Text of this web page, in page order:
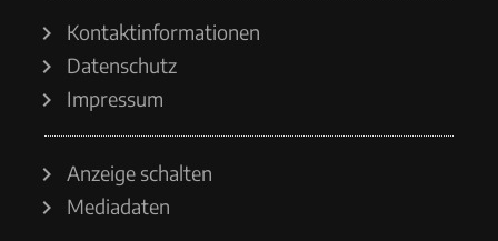
Kontaktinformationen
Datenschutz
Impressum
Anzeige schalten
Mediadaten